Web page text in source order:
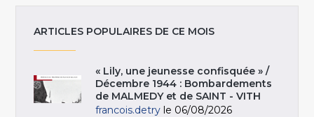
ARTICLES POPULAIRES DE CE MOIS
« Lily, une jeunesse confisquée » /
Décembre 1944 : Bombardements
de MALMEDY et de SAINT - VITH
francois.detry le 06/08/2026